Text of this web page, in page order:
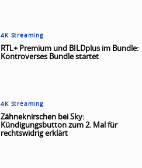
4K Streaming
RTL+ Premium und BILDplus im Bundle:
Kontroverses Bundle startet
4K Streaming
Zähneknirschen bei Sky:
Kündigungsbutton zum 2. Mal für
rechtswidrig erklärt